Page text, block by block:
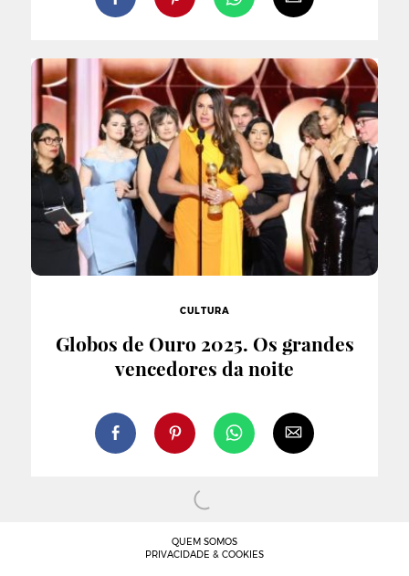
CULTURA
Globos de Ouro 2025. Os grandes
vencedores da noite
QUEM SOMOS
PRIVACIDADE & COOKIES